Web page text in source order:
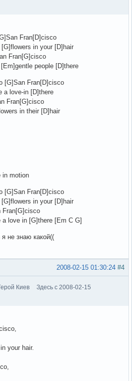
Fran[D]cisco
in your [D]hair
Fran[G]cisco
people [D]there
[G]San Fran[D]cisco
a love-in [D]there
Fran[G]cisco
in their [D]hair
in motion
[G]San Fran[D]cisco
in your [D]hair
Fran[G]cisco
love in [G]there [Em C G]
не знаю какой((
#4
2008-02-15 01:30:24
Киев
Здесь с 2008-02-15
your hair.